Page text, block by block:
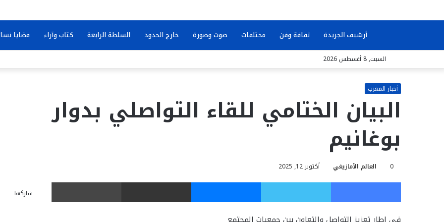
قضايا كتاب وآراء السلطة الرابعة خارج الحدود صوت وصورة مختلفات ثقافة وفن أرشيف الجريدة
عنالسبت, 8 أغسطس 2026
أخبار المغرب
البيان الختامي للقاء التواصلي بدوار
بوغانيم
العالم الأمازيغي أكتوبر 12, 2025 0
شاركها
فيسبوك تويتر ماسنجر مشاركة عبر البريد